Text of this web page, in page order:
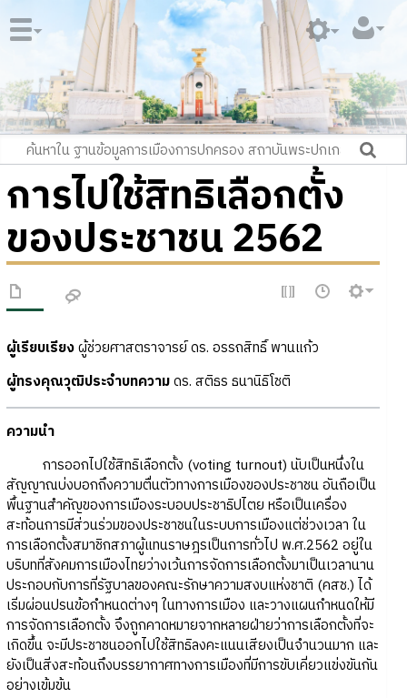
การไปใช้สิทธิเลือกตั้ง
ของประชาชน 2562
ผู้เรียบเรียงผู้ช่วยศาสตราจารย์ ดร. อรรถสิทธิ์ พานแก้ว
ผู้ทรงคุณวุฒิประจำบทความดร. สติธร ธนานิธิโชติ
ความนำ
การออกไปใช้สิทธิเลือกตั้ง (voting turnout) นับเป็นหนึ่งใน
สัญญาณบ่งบอกถึงความตื่นตัวทางการเมืองของประชาชน อันถือเป็น
พื้นฐานสำคัญของการเมืองระบอบประชาธิปไตย หรือเป็นเครื่อง
สะท้อนการมีส่วนร่วมของประชาชนในระบบการเมืองแต่ช่วงเวลา ใน
การเลือกตั้งสมาชิกสภาผู้แทนราษฎรเป็นการทั่วไป พ.ศ.2562 อยู่ใน
บริบทที่สังคมการเมืองไทยว่างเว้นการจัดการเลือกตั้งมาเป็นเวลานาน
ประกอบกับการที่รัฐบาลของคณะรักษาความสงบแห่งชาติ (คสช.) ได้
เริ่มผ่อนปรนข้อกำหนดต่างๆ ในทางการเมือง และวางแผนกำหนดให้มี
การจัดการเลือกตั้ง จึงถูกคาดหมายจากหลายฝ่ายว่าการเลือกตั้งที่จะ
เกิดขึ้น จะมีประชาชนออกไปใช้สิทธิลงคะแนนเสียงเป็นจำนวนมาก และ
ยังเป็นสิ่งสะท้อนถึงบรรยากาศทางการเมืองที่มีการขับเคี่ยวแข่งขันกัน
อย่างเข้มข้น